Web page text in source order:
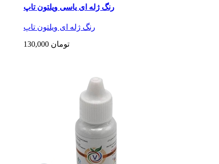
رنگ ژله ای یاسی ویلتون تاپ
رنگ ژله ای ویلتون تاپ
130,000 تومان